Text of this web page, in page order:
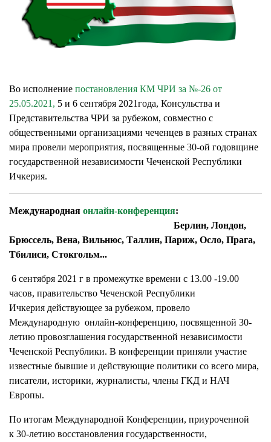
Во исполнение постановления КМ ЧРИ за №-26 от
25.05.2021, 5 и 6 сентября 2021года, Консульства и
Представительства ЧРИ за рубежом, совместно с
общественными организациями чеченцев в разных странах
мира провели мероприятия, посвященные 30-ой годовщине
государственной независимости Чеченской Республики
Ичкерия.
Международная онлайн-конференция:
Берлин, Лондон,
Брюссель, Вена, Вильнюс, Таллин, Париж, Осло, Прага,
Тбилиси, Стокгольм...
6 сентября 2021 г в промежутке времени с 13.00 -19.00
часов, правительство Чеченской Республики
Ичкерия действующее за рубежом, провело
Международную онлайн-конференцию, посвященной 30-
летию провозглашения государственной независимости
Чеченской Республики. В конференции приняли участие
известные бывшие и действующие политики со всего мира,
писатели, историки, журналисты, члены ГКД и НАЧ
Европы.
По итогам Международной Конференции, приуроченной
к 30-летию восстановления государственности,